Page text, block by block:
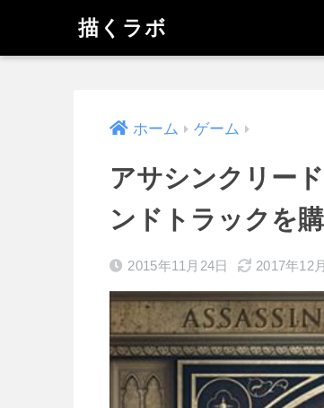
描くラボ
ホーム ゲーム
アサシンクリー
ンドトラックを
2015年11月24日 2017年12